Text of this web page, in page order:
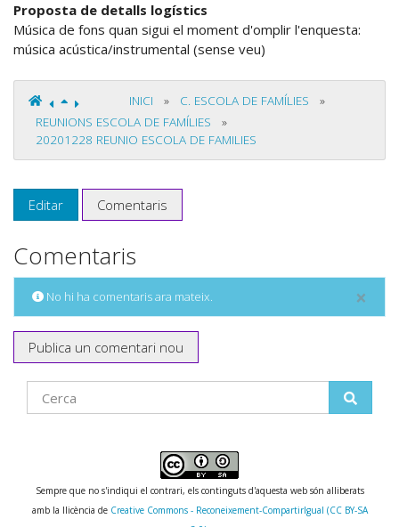
Proposta de detalls logístics
Música de fons quan sigui el moment d'omplir l'enquesta:
música acústica/instrumental (sense veu)
INICI » C. ESCOLA DE FAMÍLIES
»
REUNIONS ESCOLA DE FAMÍLIES
»
20201228 REUNIO ESCOLA DE FAMILIES
Editar Comentaris
Comentaris
×
No hi ha comentaris ara mateix.
Publica un comentari nou
Find
Sempre que no s'indiqui el contrari, els continguts d'aquesta web són alliberats
amb la llicència de Creative Commons - Reconeixement-CompartirIgual (CC BY-SA